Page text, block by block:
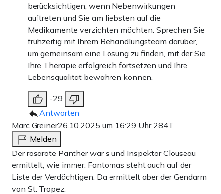
berücksichtigen, wenn Nebenwirkungen
auftreten und Sie am liebsten auf die
Medikamente verzichten möchten. Sprechen Sie
frühzeitig mit Ihrem Behandlungsteam darüber,
um gemeinsam eine Lösung zu finden, mit der Sie
Ihre Therapie erfolgreich fortsetzen und Ihre
Lebensqualität bewahren können.
-29
Antworten
Marc Greiner26.10.2025 um 16:29 Uhr 284T
Melden
Der rosarote Panther war’s und Inspektor Clouseau
ermittelt, wie immer. Fantomas steht auch auf der
Liste der Verdächtigen. Da ermittelt aber der Gendarm
von St. Tropez.